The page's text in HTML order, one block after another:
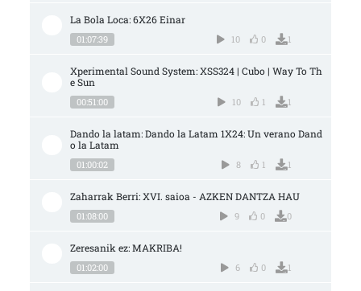
La Bola Loca: 6X26 Einar
01:07:39 10 0 1
Xperimental Sound System: XSS324 | Cubo | Way To Th
e Sun
00:51:00 10 1 1
Dando la latam: Dando la Latam 1X24: Un verano Dand
o la Latam
01:00:02 8 1 1
Zaharrak Berri: XVI. saioa - AZKEN DANTZA HAU
01:08:00 9 0 0
Zeresanik ez: MAKRIBA!
01:02:00 6 0 1